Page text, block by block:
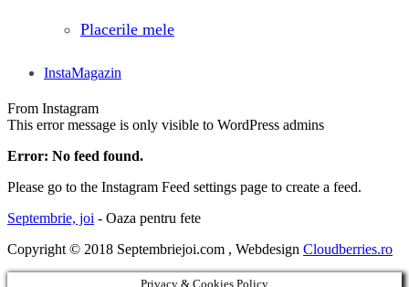
Placerile mele
InstaMagazin
From Instagram
This error message is only visible to WordPress admins
Error: No feed found.
Please go to the Instagram Feed settings page to create a feed.
Septembrie, joi - Oaza pentru fete
Copyright © 2018 Septembriejoi.com , Webdesign Cloudberries.ro
Privacy & Cookies Policy